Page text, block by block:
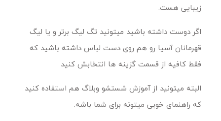
زیبایی هست.
اگر دوست داشته باشید میتونید تگ لیگ برتر و یا لیگ
قهرمانان آسیا رو هم روی دست لباس داشته باشید که
فقط کافیه از قسمت گزینه ها انتخابش کنید
البته میتونید از آموزش شستشو وبلاگ هم استفاده کنید
که راهنمای خوبی میتونه برای شما باشه.